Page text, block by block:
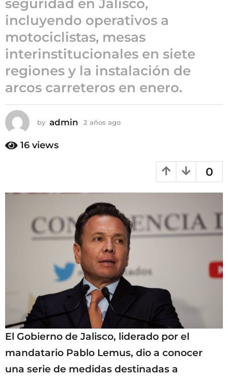
a
ñ
o
s
a
g
o
seguridad en Jalisco,
incluyendo operativos a
motociclistas, mesas
interinstitucionales en siete
regiones y la instalación de
arcos carreteros en enero.
by admin 2 años ago
16 views
0
El Gobierno de Jalisco, liderado por el
mandatario Pablo Lemus, dio a conocer
una serie de medidas destinadas a